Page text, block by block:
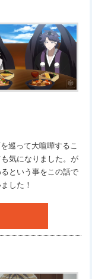
巡って大喧嘩するこ
気になりました。が
という事をこの話で
した！